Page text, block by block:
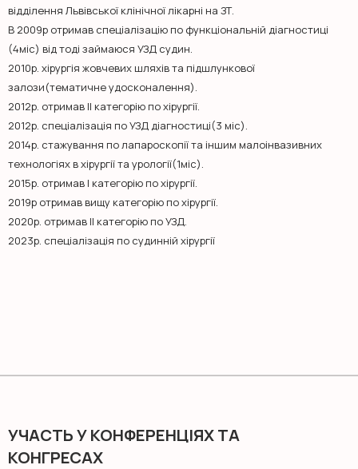
відділення Львівської клінічної лікарні на ЗТ.
В 2009р отримав спеціалізацію по функціональній діагностиці
(4міс) від тоді займаюся УЗД судин.
2010р. хірургія жовчевих шляхів та підшлункової
залози(тематичне удосконалення).
2012р. отримав ІІ категорію по хірургії.
2012р. спеціалізація по УЗД діагностиці(3 міс).
2014р. стажування по лапароскопії та іншим малоінвазивних
технологіях в хірургії та урології(1міс).
2015р. отримав І категорію по хірургії.
2019р отримав вищу категорію по хірургії.
2020р. отримав ІІ категорію по УЗД.
2023р. спеціалізація по судинній хірургії
УЧАСТЬ У КОНФЕРЕНЦІЯХ ТА
КОНГРЕСАХ